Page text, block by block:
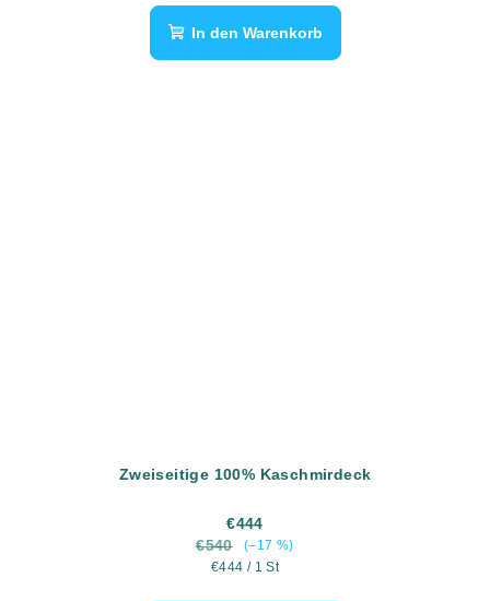
In den Warenkorb
Zweiseitige 100% Kaschmirdeck
€444
€540
(–17 %)
Verkaufspreis:
€444 / 1 St